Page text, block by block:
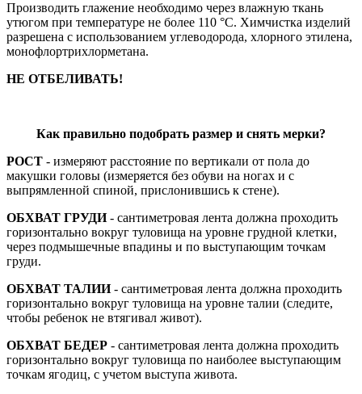
Производить глажение необходимо через влажную ткань
утюгом при температуре не более 110 °С. Химчистка изделий
разрешена с использованием углеводорода, хлорного этилена,
монофлортрихлорметана.
НЕ ОТБЕЛИВАТЬ!
Как правильно подобрать размер и снять мерки?
РОСТ - измеряют расстояние по вертикали от пола до
макушки головы (измеряется без обуви на ногах и с
выпрямленной спиной, прислонившись к стене).
ОБХВАТ ГРУДИ- сантиметровая лента должна проходить
горизонтально вокруг туловища на уровне грудной клетки,
через подмышечные впадины и по выступающим точкам
груди.
ОБХВАТ ТАЛИИ- сантиметровая лента должна проходить
горизонтально вокруг туловища на уровне талии (следите,
чтобы ребенок не втягивал живот).
ОБХВАТ БЕДЕР - сантиметровая лента должна проходить
горизонтально вокруг туловища по наиболее выступающим
точкам ягодиц, с учетом выступа живота.